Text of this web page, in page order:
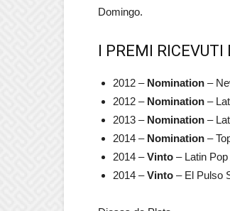
Domingo.
I PREMI RICEVUTI
2012 – Nomination –
2012 – Nomination –
2013 – Nomination –
2014 – Nomination –
2014 –Vinto – Latin
2014 –Vinto – El Pulso